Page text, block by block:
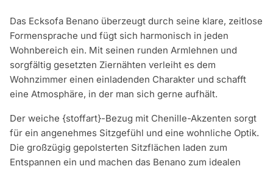
Das Ecksofa Benano überzeugt durch seine klare, zeitlose
Formensprache und fügt sich harmonisch in jeden
Wohnbereich ein. Mit seinen runden Armlehnen und
sorgfältig gesetzten Ziernähten verleiht es dem
Wohnzimmer einen einladenden Charakter und schafft
eine Atmosphäre, in der man sich gerne aufhält.
Der weiche {stoffart}-Bezug mit Chenille-Akzenten sorgt
für ein angenehmes Sitzgefühl und eine wohnliche Optik.
Die großzügig gepolsterten Sitzflächen laden zum
Entspannen ein und machen das Benano zum idealen